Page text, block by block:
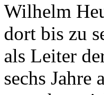
Wilhelm
dort bis zu
als Leiter
sechs Jahre